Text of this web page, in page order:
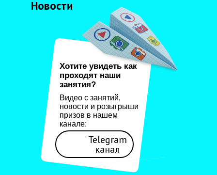
Хотите увидеть как
проходят наши
занятия?
Видео с занятий,
новости и розыгрыши
призов в нашем
канале:
Telegram
канал
Новости